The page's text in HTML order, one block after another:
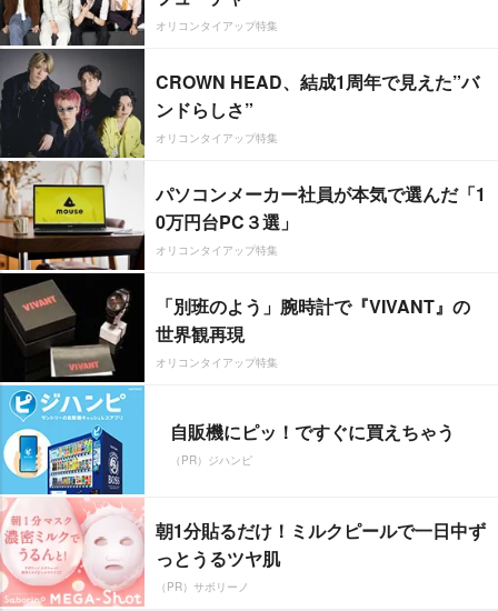
オリコンタイアップ特集
CROWN HEAD、結成1周年で見えた”バ
ンドらしさ”
オリコンタイアップ特集
パソコンメーカー社員が本気で選んだ「1
0万円台PC３選」
オリコンタイアップ特集
「別班のよう」腕時計で『VIVANT』の
世界観再現
オリコンタイアップ特集
自販機にピッ！ですぐに買えちゃう
（PR）ジハンピ
朝1分貼るだけ！ミルクピールで一日中ず
っとうるツヤ肌
（PR）サボリーノ